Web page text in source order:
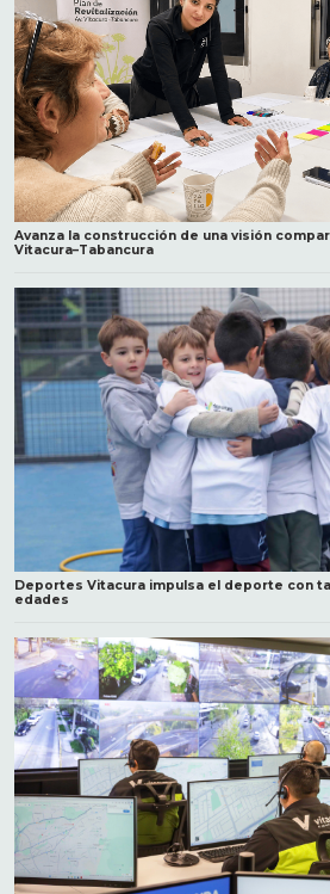
Avanza la construcción de una visión
Vitacura–Tabancura
Deportes Vitacura impulsa el deporte con
edades